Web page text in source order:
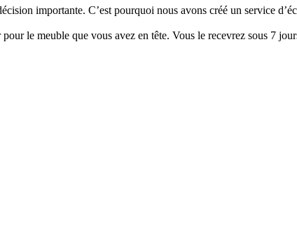
importante. C’est pourquoi nous avons créé un service
le meuble que vous avez en tête. Vous le recevrez sous 7